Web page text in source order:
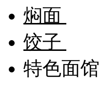
焖面
饺子
特色面馆